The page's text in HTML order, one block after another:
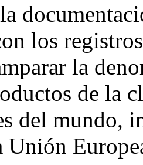
los
la
de la
del mundo,
Unión